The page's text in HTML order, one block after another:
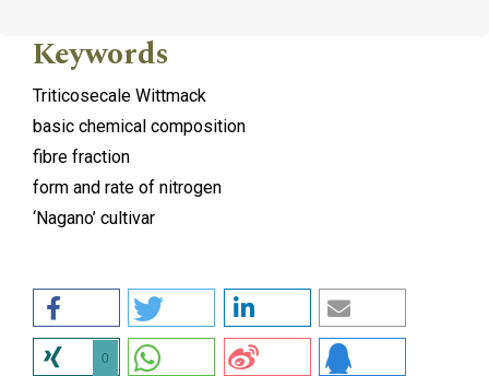
Keywords
Triticosecale Wittmack
basic chemical composition
fibre fraction
form and rate of nitrogen
‘Nagano’ cultivar
0